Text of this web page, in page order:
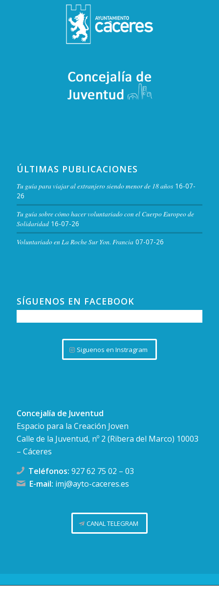
ÚLTIMAS PUBLICACIONES
Tu guía para viajar al extranjero siendo menor de 18 años 16-07-
26
Tu guía sobre cómo hacer voluntariado con el Cuerpo Europeo de
Solidaridad 16-07-26
Voluntariado en La Roche Sur Yon. Francia 07-07-26
SÍGUENOS EN FACEBOOK
Siguenos en Instragram
Concejalía de Juventud
Espacio para la Creación Joven
Calle de la Juventud, nº 2 (Ribera del Marco) 10003
– Cáceres
Teléfonos: 927 62 75 02 – 03
E-mail: imj@ayto-caceres.es
CANAL TELEGRAM
Concejalía de Juventud (Ayuntamiento de Cáceres)